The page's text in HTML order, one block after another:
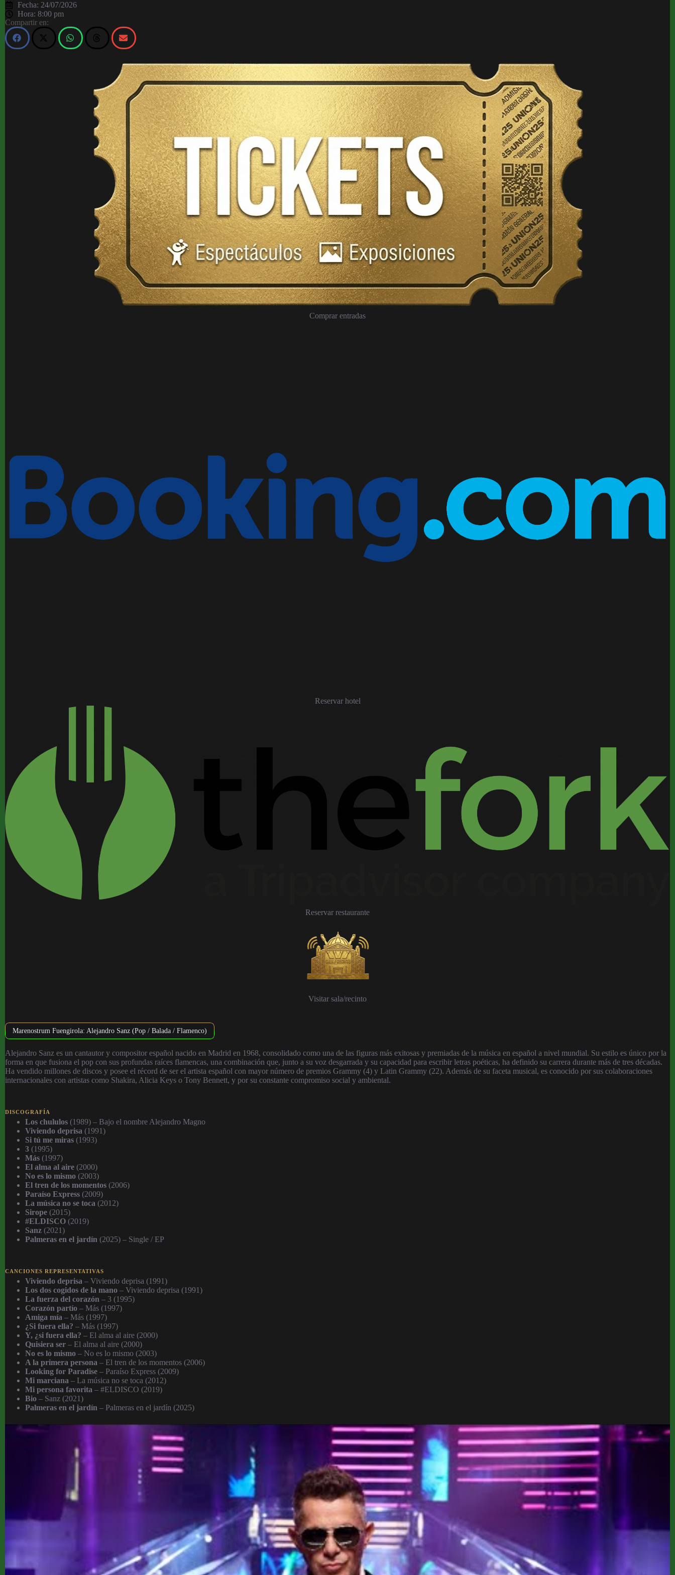
Fecha: 24/07/2026
Hora: 8:00 pm
Compartir en:
Comprar entradas
Reservar hotel
Reservar restaurante
Visitar sala/recinto
Marenostrum Fuengirola: Alejandro Sanz (Pop / Balada / Flamenco)
Alejandro Sanz es un cantautor y compositor español nacido en Madrid en 1968, consolidado como una de las figuras más exitosas y premiadas de la música en español a nivel mundial. Su estilo es único por la
forma en que fusiona el pop con sus profundas raíces flamencas, una combinación que, junto a su voz desgarrada y su capacidad para escribir letras poéticas, ha definido su carrera durante más de tres décadas.
Ha vendido millones de discos y posee el récord de ser el artista español con mayor número de premios Grammy (4) y Latin Grammy (22). Además de su faceta musical, es conocido por sus colaboraciones
internacionales con artistas como Shakira, Alicia Keys o Tony Bennett, y por su constante compromiso social y ambiental.
DISCOGRAFÍA
Los chululos (1989) – Bajo el nombre Alejandro Magno
Viviendo deprisa (1991)
Si tú me miras (1993)
3 (1995)
Más (1997)
El alma al aire (2000)
No es lo mismo (2003)
El tren de los momentos (2006)
Paraíso Express (2009)
La música no se toca (2012)
Sirope (2015)
#ELDISCO (2019)
Sanz (2021)
Palmeras en el jardín (2025) – Single / EP
CANCIONES REPRESENTATIVAS
Viviendo deprisa – Viviendo deprisa (1991)
Los dos cogidos de la mano – Viviendo deprisa (1991)
La fuerza del corazón – 3 (1995)
Corazón partío – Más (1997)
Amiga mía – Más (1997)
¿Si fuera ella? – Más (1997)
Y, ¿si fuera ella? – El alma al aire (2000)
Quisiera ser – El alma al aire (2000)
No es lo mismo – No es lo mismo (2003)
A la primera persona – El tren de los momentos (2006)
Looking for Paradise – Paraíso Express (2009)
Mi marciana – La música no se toca (2012)
Mi persona favorita – #ELDISCO (2019)
Bio – Sanz (2021)
Palmeras en el jardín – Palmeras en el jardín (2025)